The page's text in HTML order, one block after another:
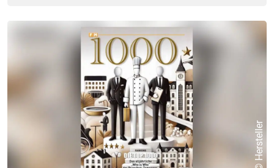
© Hersteller